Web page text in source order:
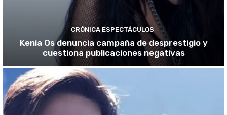
CRÓNICA ESPECTÁCULOS
Kenia Os denuncia campaña de desprestigio y
cuestiona publicaciones negativas